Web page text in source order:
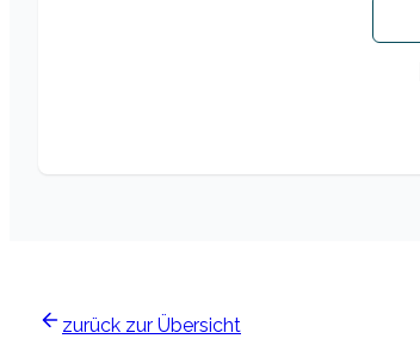
zurück zur Übersicht